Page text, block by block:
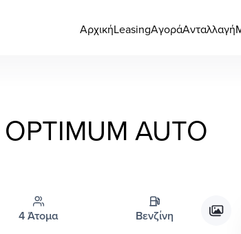
ΑρχικήLeasingΑγοράΑνταλλαγή
OPTIMUM AUTO
4 Άτομα Βενζίνη